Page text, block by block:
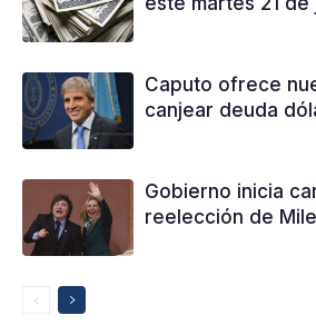
Caputo ofrece
canjear deuda
Gobierno inicia
reelección de